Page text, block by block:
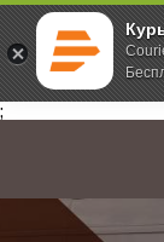
;
Главная О